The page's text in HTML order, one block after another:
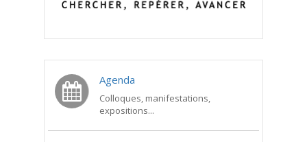
Agenda
Colloques, manifestations,
expositions...